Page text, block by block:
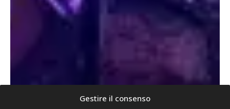
Gestire il consenso